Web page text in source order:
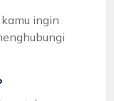
ingin